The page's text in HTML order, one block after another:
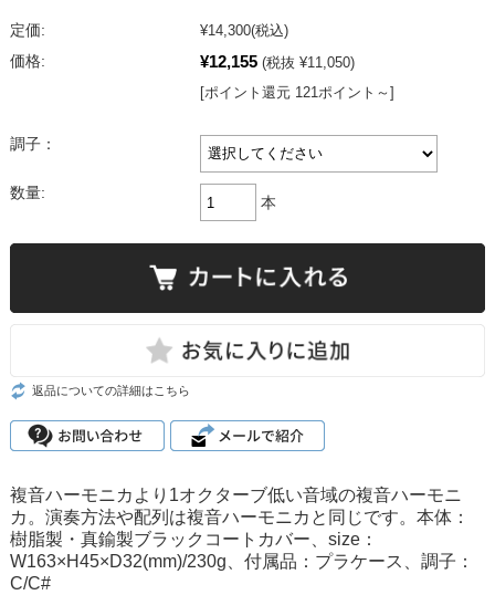
定価: ¥14,300(税込)
価格:
¥12,155 (税抜 ¥11,050)
[ポイント還元 121ポイント～]
調子：
数量:
本
返品についての詳細はこちら
複音ハーモニカより1オクターブ低い音域の複音ハーモニ
カ。演奏方法や配列は複音ハーモニカと同じです。本体：
樹脂製・真鍮製ブラックコートカバー、size：
W163×H45×D32(mm)/230g、付属品：プラケース、調子：
C/C#